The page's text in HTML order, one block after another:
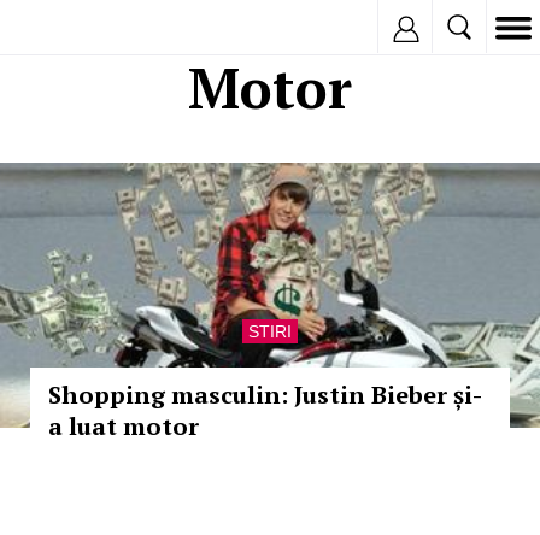
Motor
STIRI
Shopping masculin: Justin Bieber și-
a luat motor